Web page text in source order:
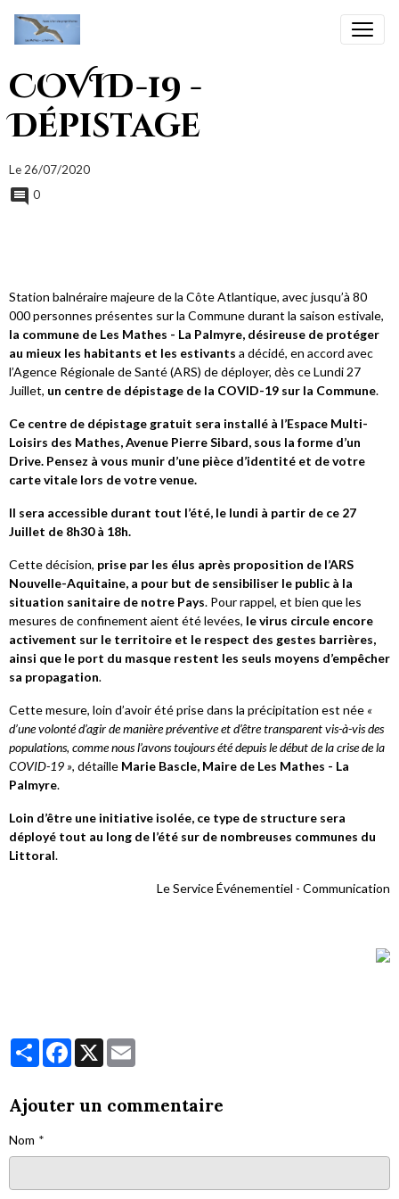
COVID-19 -
Dépistage
Le 26/07/2020
0
Station balnéraire majeure de la Côte Atlantique, avec jusqu’à 80
000 personnes présentes sur la Commune durant la saison estivale,
la commune de Les Mathes - La Palmyre, désireuse de protéger
au mieux les habitants et les estivants a décidé, en accord avec
l’Agence Régionale de Santé (ARS) de déployer, dès ce Lundi 27
Juillet, un centre de dépistage de la COVID-19 sur la Commune.
Ce centre de dépistage gratuit sera installé à l’Espace Multi-
Loisirs des Mathes, Avenue Pierre Sibard, sous la forme d’un
Drive. Pensez à vous munir d’une pièce d’identité et de votre
carte vitale lors de votre venue.
Il sera accessible durant tout l’été, le lundi à partir de ce 27
Juillet de 8h30 à 18h.
Cette décision, prise par les élus après proposition de l’ARS
Nouvelle-Aquitaine, a pour but de sensibiliser le public à la
situation sanitaire de notre Pays. Pour rappel, et bien que les
mesures de confinement aient été levées, le virus circule encore
activement sur le territoire et le respect des gestes barrières,
ainsi que le port du masque restent les seuls moyens d’empêcher
sa propagation.
Cette mesure, loin d’avoir été prise dans la précipitation est née «
d’une volonté d’agir de manière préventive et d’être transparent vis-à-vis des
populations, comme nous l’avons toujours été depuis le début de la crise de la
COVID-19 », détaille Marie Bascle, Maire de Les Mathes - La
Palmyre.
Loin d’être une initiative isolée, ce type de structure sera
déployé tout au long de l’été sur de nombreuses communes du
Littoral.
Le Service Événementiel - Communication
PartagerFacebook
X
Ajouter un commentaire
Nom